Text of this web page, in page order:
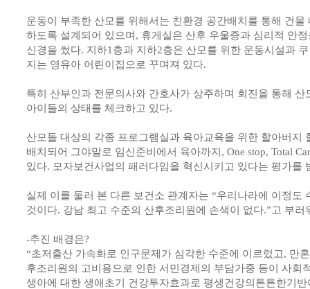
운동이 부족한 산모를 위해서는 친환경 공간배치를 통해 건
하도록 설계되어 있으며, 휴게실은 산후 우울증과 심리적 안
신경을 썼다. 지하1층과 지하2층은 산모를 위한 운동시설과
지는 영유아 어린이집으로 꾸며져 있다.
특히 산부인과 전문의사와 간호사가 상주하며 회진을 통해
아이들의 상태를 체크하고 있다.
산모들 대상의 각종 프로그램실과 육아교육을 위한 할아버지
배치되어 그야말로 임신준비에서 육아까지, One stop, Total
있다. 모자보건사업의 패러다임을 혁신시키고 있다는 평가를
실제 이를 둘러 본 다른 보건소 관계자는 “우리나라에 이정도
것이다. 강남 최고 수준의 산후조리원에 손색이 없다.”고 부러
-추진 배경은?
“초저출산 가속화로 인구문제가 심각한 수준에 이르렀고, 만
후조리원의 고비용으로 인한 서민경제의 부담가중 등이 사회
생아에 대한 생애초기 건강투자효과로 평생건강의튼튼한기반